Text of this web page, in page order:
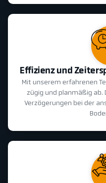
Effizienz und
Mit unserem erfahrenen
zügig und planmäßig ab.
Verzögerungen bei der